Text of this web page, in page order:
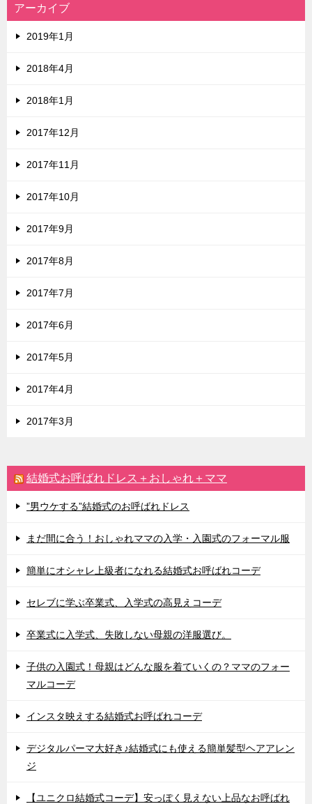
アーカイブ
2019年1月
2018年4月
2018年1月
2017年12月
2017年11月
2017年10月
2017年9月
2017年8月
2017年7月
2017年6月
2017年5月
2017年4月
2017年3月
結婚式お呼ばれドレス＋おしゃれ＋ママ
”男ウケする”結婚式のお呼ばれドレス
まだ間に合う！おしゃれママの入学・入園式のフォーマル服
簡単にオシャレ上級者になれる結婚式お呼ばれコーデ
セレブに学ぶ卒業式、入学式の高見えコーデ
卒業式に入学式、失敗しない母親の洋服選び。
子供の入園式！母親はどんな服を着ていくの？ママのフォー
マルコーデ
インスタ映えする結婚式お呼ばれコーデ
デジタルパーマ大好き♪結婚式にも使える簡単髪型ヘアアレン
ジ
【ユニクロ結婚式コーデ】安っぽく見えない上品なお呼ばれ